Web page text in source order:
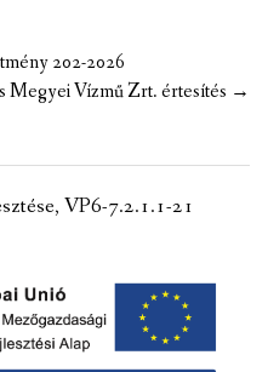
202-2026
Megyei Vízmű Zrt. értesítés →
VP6-7.2.1.1-21